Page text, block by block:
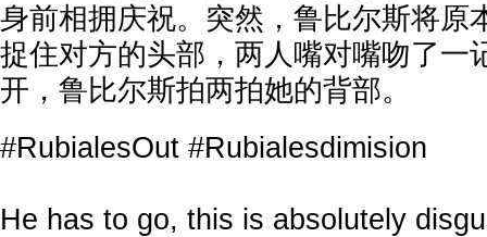
身前相拥庆祝。突然，鲁比尔斯将原
捉住对方的头部，两人嘴对嘴吻了一
开，鲁比尔斯拍两拍她的背部。
#RubialesOut #Rubialesdimision
He has to go, this is absolutely